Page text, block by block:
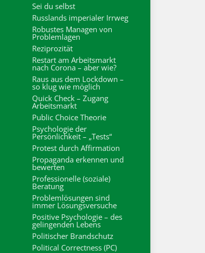
Sei du selbst
Russlands imperialer Irrweg
Robustes Managen von
Problemlagen
Reziprozität
Restart am Arbeitsmarkt
nach Corona – aber wie?
Raus aus dem Lockdown –
so klug wie möglich
Quick Check – Zugang
Arbeitsmarkt
Public Choice Theorie
Psychologie der
Persönlichkeit – „Tests“
Protest durch Affirmation
Propaganda erkennen und
bewerten
Professionelle (soziale)
Beratung
Problemlösungen sind
immer Lösungsversuche
Positive Psychologie – des
gelingenden Lebens
Politischer Brandschutz
Political Correctness (PC)